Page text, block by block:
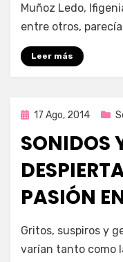
Muñoz Ledo,
entre otros,
Leer más
Publicada
17 Ago, 2014
SONIDOS
PASIÓN
por Enrique
Gritos, suspiros y
varían tanto como